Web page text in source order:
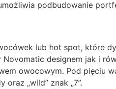
podbudowanie
lub hot spot, które
designem jak i
owocowym. Pod pięciu
„wild” znak „7”.